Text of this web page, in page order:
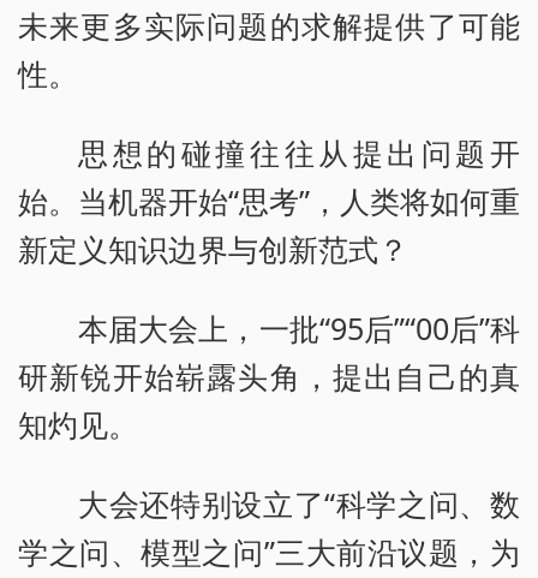
未来更多实际问题的求解提供了可能
性。
思想的碰撞往往从提出问题开
始。当机器开始“思考”，人类将如何重
新定义知识边界与创新范式？
本届大会上，一批“95后”“00后”科
研新锐开始崭露头角，提出自己的真
知灼见。
大会还特别设立了“科学之问、数
学之问、模型之问”三大前沿议题，为